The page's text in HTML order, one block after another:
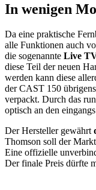
In wenigen
Da eine praktische
alle Funktionen auch
die sogenannte Live
diese Teil der neuen
werden kann diese
der CAST 150
verpackt. Durch das
optisch an den
Der Hersteller gewährt
Thomson soll der
Eine offizielle
Der finale Preis dürfte